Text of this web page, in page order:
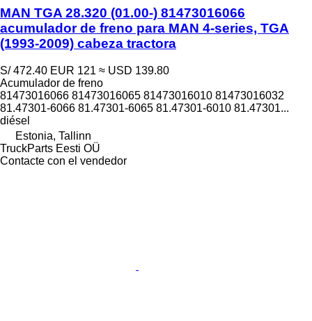
MAN TGA 28.320 (01.00-) 81473016066
acumulador de freno para MAN 4-series, TGA
(1993-2009) cabeza tractora
S/ 472.40 EUR 121 ≈ USD 139.80
Acumulador de freno
81473016066 81473016065 81473016010 81473016032
81.47301-6066 81.47301-6065 81.47301-6010 81.47301...
diésel
Estonia, Tallinn
TruckParts Eesti OÜ
Contacte con el vendedor